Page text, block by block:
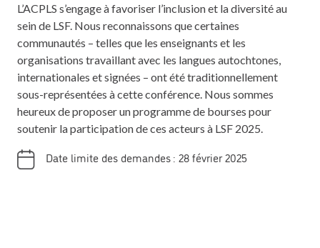
L’ACPLS s’engage à favoriser l’inclusion et la diversité au
sein de LSF. Nous reconnaissons que certaines
communautés – telles que les enseignants et les
organisations travaillant avec les langues autochtones,
internationales et signées – ont été traditionnellement
sous-représentées à cette conférence. Nous sommes
heureux de proposer un programme de bourses pour
soutenir la participation de ces acteurs à LSF 2025.
Date limite des demandes : 28 février 2025